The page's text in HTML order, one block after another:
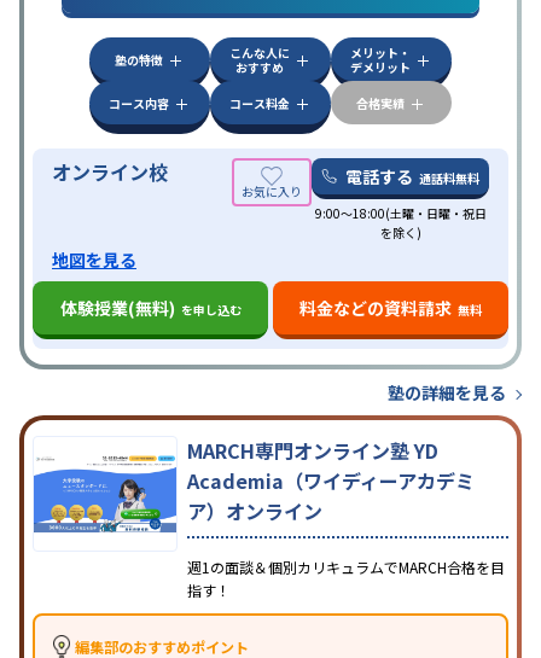
塾の特徴
こんな人に
おすすめ
メリット・
デメリット
コース内容
コース料金 合格実績
オンライン校 電話する 通話料無料
9:00～18:00(土曜・日曜・祝日
を除く)
地図を見る
体験授業(無料) を申し込む 料金などの資料請求 無料
塾の詳細を見る
MARCH専門オンライン塾 YD
Academia（ワイディーアカデミ
ア）オンライン
週1の面談＆個別カリキュラムでMARCH合格を目
指す！
編集部のおすすめポイント